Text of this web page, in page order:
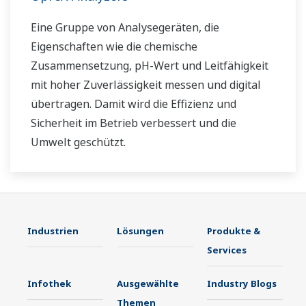
Eine Gruppe von Analysegeräten, die
Eigenschaften wie die chemische
Zusammensetzung, pH-Wert und Leitfähigkeit
mit hoher Zuverlässigkeit messen und digital
übertragen. Damit wird die Effizienz und
Sicherheit im Betrieb verbessert und die
Umwelt geschützt.
Industrien Lösungen
Produkte &
Services
Infothek
Ausgewählte
Themen
Industry Blogs